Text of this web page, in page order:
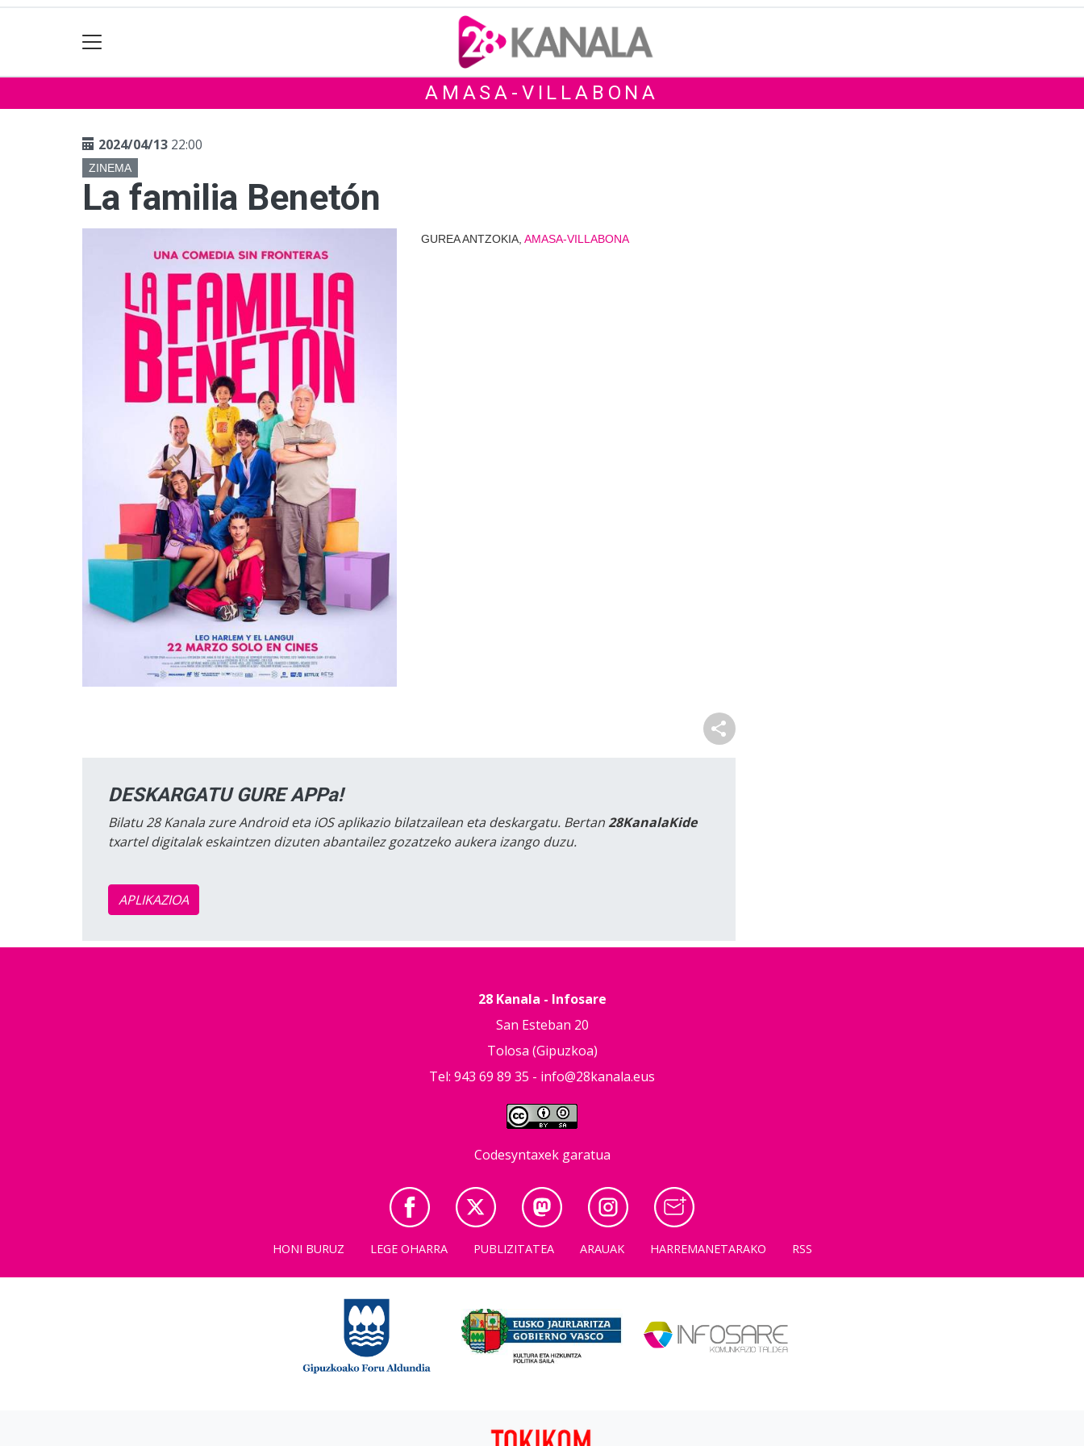
AMASA-VILLABONA
2024/04/13 22:00
ZINEMA
La familia Benetón
GUREA ANTZOKIA, AMASA-VILLABONA
DESKARGATU GURE APPa!
Bilatu 28 Kanala zure Android eta iOS aplikazio bilatzailean eta deskargatu. Bertan28KanalaKide
txartel digitalak eskaintzen dizuten abantailez gozatzeko aukera izango duzu.
APLIKAZIOA
28 Kanala - Infosare
San Esteban 20
Tolosa (Gipuzkoa)
Tel: 943 69 89 35 - info@28kanala.eus
Codesyntaxek garatua
HONI BURUZ LEGE OHARRA PUBLIZITATEA ARAUAK HARREMANETARAKO RSS